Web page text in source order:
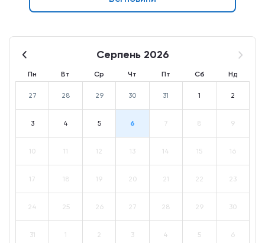
Серпень 2026
Пн Вт Ср Чт Пт Сб Нд
27 28 29 30 31 1 2
3 4 5 6 7 8 9
10 11 12 13 14 15 16
17 18 19 20 21 22 23
24 25 26 27 28 29 30
31 1 2 3 4 5 6